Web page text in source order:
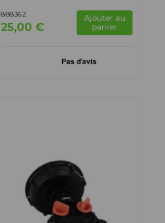
888362
25,00 €
Ajouter au
panier